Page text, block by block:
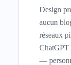
Design
aucun
réseaux
ChatGPT
—